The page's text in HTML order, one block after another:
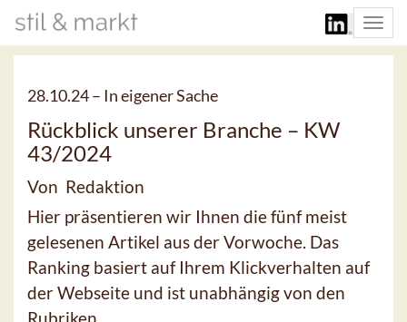
28.10.24 – In eigener Sache
Rückblick unserer Branche – KW
43/2024
Von Redaktion
Hier präsentieren wir Ihnen die fünf meist
gelesenen Artikel aus der Vorwoche. Das
Ranking basiert auf Ihrem Klickverhalten auf
der Webseite und ist unabhängig von den